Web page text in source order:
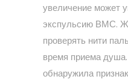
увеличение может
экспульсию ВМС.
проверять нити
время приема
обнаружила